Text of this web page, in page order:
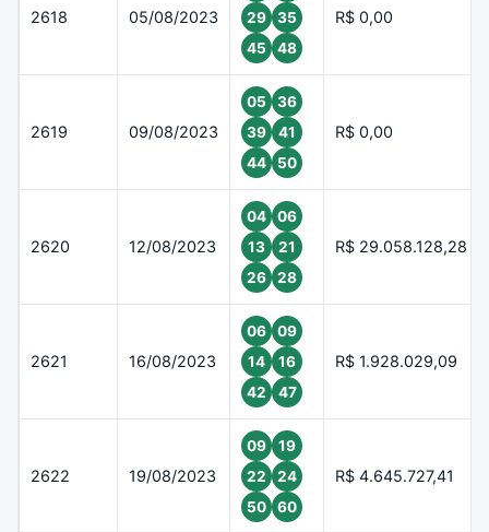
2618 05/08/2023
29
35
45
48
R$ 0,00
2619 09/08/2023
05
36
39
41
44
50
R$ 0,00
2620 12/08/2023
04
06
13
21
26
28
R$ 29.058.128,28
2621 16/08/2023
06
09
14
16
42
47
R$ 1.928.029,09
2622 19/08/2023
09
19
22
24
50
60
R$ 4.645.727,41